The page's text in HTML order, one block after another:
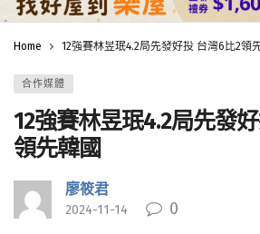
Home 12強賽林昱珉4.2局先發好投 台灣6比2領
合作媒體
12強賽林昱珉4.2局先發
領先韓國
廖筱君
2024-11-14 0